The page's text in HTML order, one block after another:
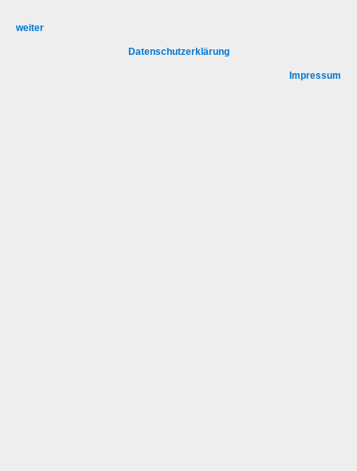
weiter
Datenschutzerklärung
Impressum